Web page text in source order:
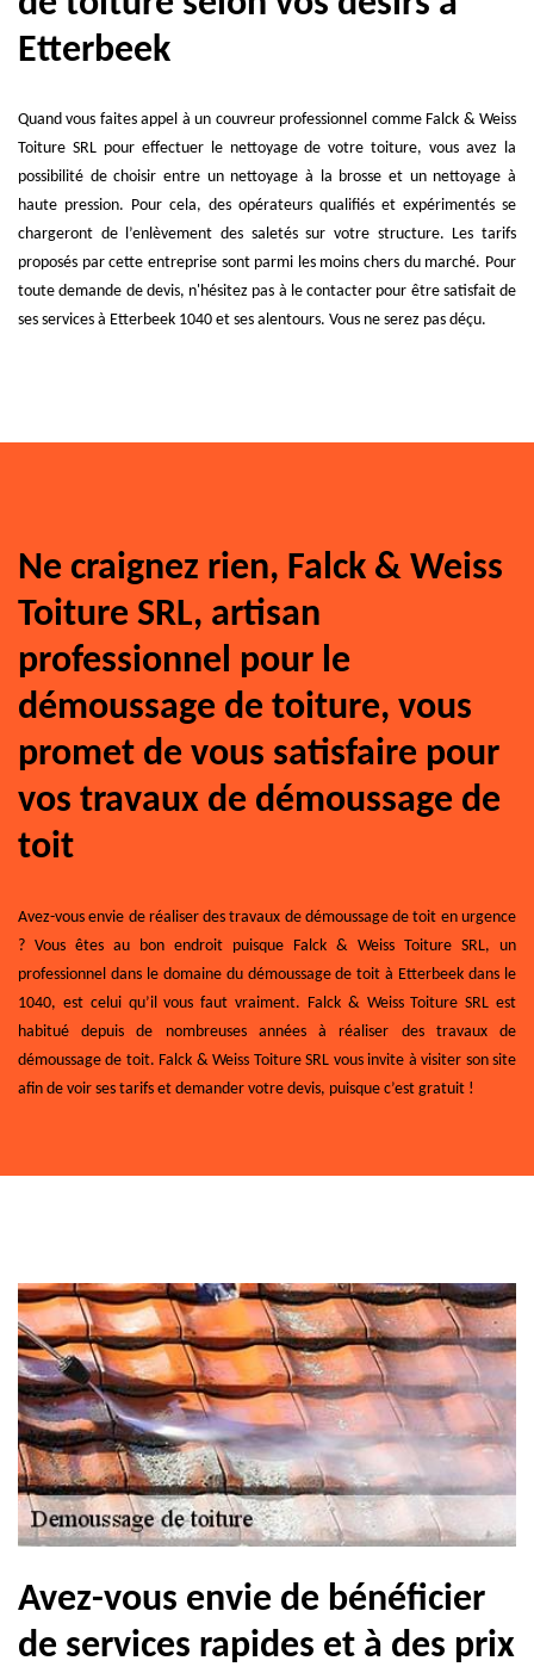
Etterbeek
Quand vous faites appel à un couvreur professionnel comme Falck & Weiss
Toiture SRL pour effectuer le nettoyage de votre toiture, vous avez la
possibilité de choisir entre un nettoyage à la brosse et un nettoyage à
haute pression. Pour cela, des opérateurs qualifiés et expérimentés se
chargeront de l’enlèvement des saletés sur votre structure. Les tarifs
proposés par cette entreprise sont parmi les moins chers du marché. Pour
toute demande de devis, n'hésitez pas à le contacter pour être satisfait de
ses services à Etterbeek 1040 et ses alentours. Vous ne serez pas déçu.
Ne craignez rien, Falck & Weiss
Toiture SRL, artisan
professionnel pour le
démoussage de toiture, vous
promet de vous satisfaire pour
vos travaux de démoussage de
toit
Avez-vous envie de réaliser des travaux de démoussage de toit en urgence
? Vous êtes au bon endroit puisque Falck & Weiss Toiture SRL, un
professionnel dans le domaine du démoussage de toit à Etterbeek dans le
1040, est celui qu’il vous faut vraiment. Falck & Weiss Toiture SRL est
habitué depuis de nombreuses années à réaliser des travaux de
démoussage de toit. Falck & Weiss Toiture SRL vous invite à visiter son site
afin de voir ses tarifs et demander votre devis, puisque c’est gratuit !
Avez-vous envie de bénéficier
de services rapides et à des prix